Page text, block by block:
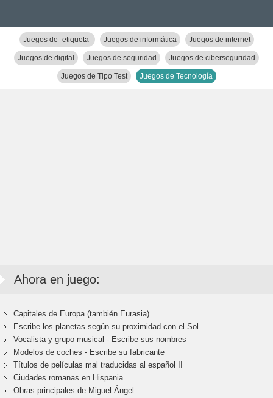
Juegos de -etiqueta- Juegos de informática Juegos de internet
Juegos de digital Juegos de seguridad Juegos de ciberseguridad
Juegos de Tipo Test Juegos de Tecnología
Ahora en juego:
Capitales de Europa (también Eurasia)
Escribe los planetas según su proximidad con el Sol
Vocalista y grupo musical - Escribe sus nombres
Modelos de coches - Escribe su fabricante
Títulos de películas mal traducidas al español II
Ciudades romanas en Hispania
Obras principales de Miguel Ángel